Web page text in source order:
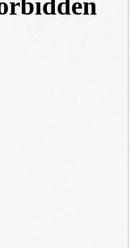
¥20,000~29,999